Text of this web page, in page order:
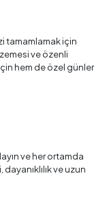
tamamlamak için
ve özenli
hem de özel günler
ve her ortamda
ve uzun